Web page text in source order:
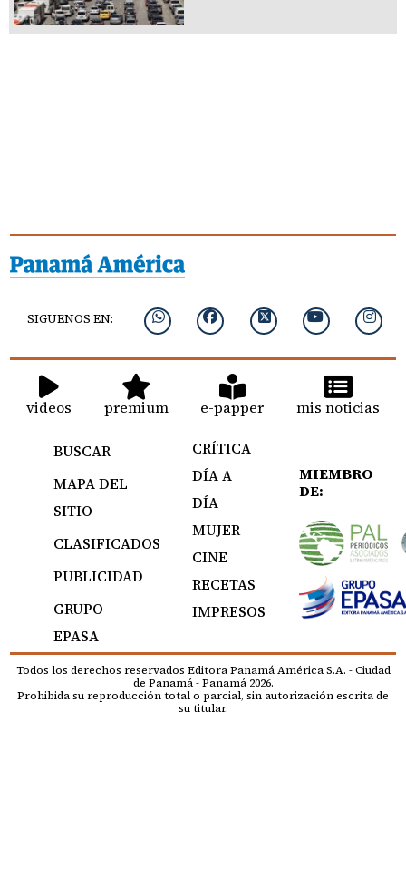
SIGUENOS EN:
videos premium e-papper mis noticias
BUSCAR
MAPA DEL
SITIO
CLASIFICADOS
PUBLICIDAD
GRUPO
EPASA
CRÍTICA
DÍA A
DÍA
MUJER
CINE
RECETAS
IMPRESOS
MIEMBRO
DE:
Todos los derechos reservados Editora Panamá América S.A. - Ciudad
de Panamá - Panamá 2026.
Prohibida su reproducción total o parcial, sin autorización escrita de
su titular.